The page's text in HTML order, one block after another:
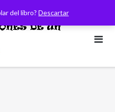
del libro? Descartar